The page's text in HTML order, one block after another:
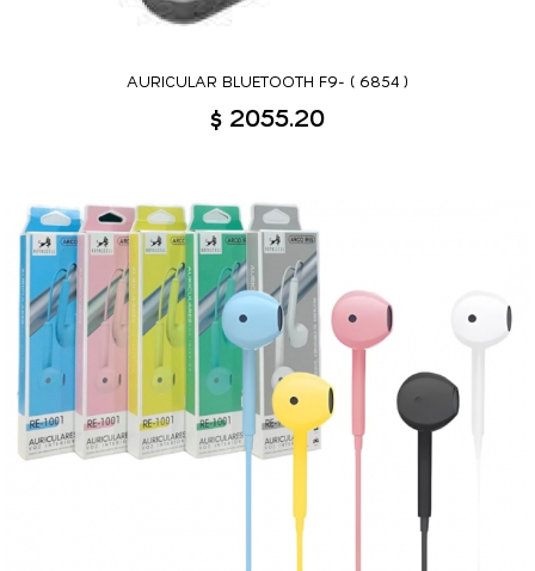
AURICULAR BLUETOOTH F9- ( 6854 )
$ 2055.20